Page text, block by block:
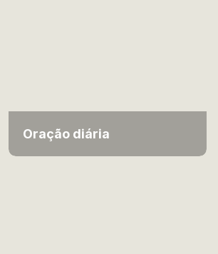
Oração diária